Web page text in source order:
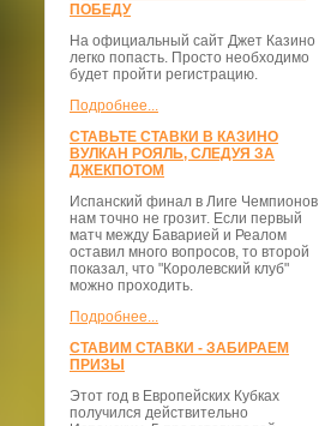
ПОБЕДУ
На официальный сайт Джет Казино
легко попасть. Просто необходимо
будет пройти регистрацию.
Подробнее...
СТАВЬТЕ СТАВКИ В КАЗИНО
ВУЛКАН РОЯЛЬ, СЛЕДУЯ ЗА
ДЖЕКПОТОМ
Испанский финал в Лиге Чемпионов
нам точно не грозит. Если первый
матч между Баварией и Реалом
оставил много вопросов, то второй
показал, что "Королевский клуб"
можно проходить.
Подробнее...
СТАВИМ СТАВКИ - ЗАБИРАЕМ
ПРИЗЫ
Этот год в Европейских Кубках
получился действительно